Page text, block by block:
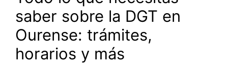
saber sobre la DGT en
Ourense: trámites,
horarios y más